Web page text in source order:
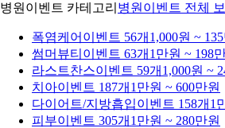
병원이벤트 카테고리 병원이벤트 전체 보
폭염케어 이벤트 56개 1,000원 ~
썸머뷰티 이벤트 63개 1만원 ~ 198
라스트찬스이벤트 59개 1,000원 ~
치아이벤트 187개 1만원 ~ 600만원
다이어트/지방흡입이벤트 158개 1
피부이벤트 305개 1만원 ~ 280만원